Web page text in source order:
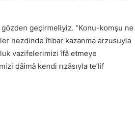
geçirmeliyiz. “Konu-komşu ne
nezdinde îtibar kazanma arzusuyla
vazifelerimizi îfâ etmeye
dâimâ kendi rızâsıyla teʼlif